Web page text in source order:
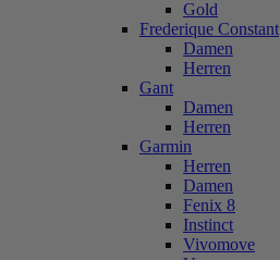
Gold
Frederique Constant
Damen
Herren
Gant
Damen
Herren
Garmin
Herren
Damen
Fenix 8
Instinct
Vivomove